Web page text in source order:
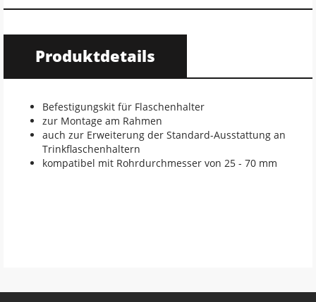
Produktdetails
Befestigungskit für Flaschenhalter
zur Montage am Rahmen
auch zur Erweiterung der Standard-Ausstattung an
Trinkflaschenhaltern
kompatibel mit Rohrdurchmesser von 25 - 70 mm